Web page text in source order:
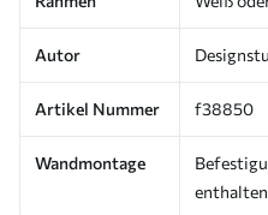
Autor
Artikel Nummer f38850
Wandmontage
enthalten